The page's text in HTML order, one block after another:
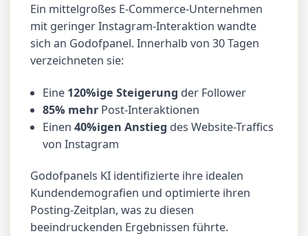
Ein mittelgroßes E-Commerce-Unternehmen
mit geringer Instagram-Interaktion wandte
sich an Godofpanel. Innerhalb von 30 Tagen
verzeichneten sie:
Eine 120%ige Steigerung der Follower
85% mehr Post-Interaktionen
Einen40%igen Anstieg des Website-Traffics
von Instagram
Godofpanels KI identifizierte ihre idealen
Kundendemografien und optimierte ihren
Posting-Zeitplan, was zu diesen
beeindruckenden Ergebnissen führte.